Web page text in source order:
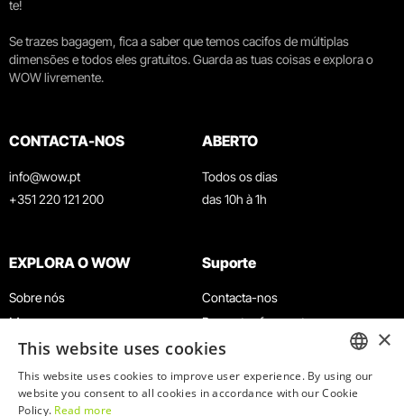
te!
Se trazes bagagem, fica a saber que temos cacifos de múltiplas
dimensões e todos eles gratuitos. Guarda as tuas coisas e explora o
WOW livremente.
CONTACTA-NOS
info@wow.pt
+351 220 121 200
ABERTO
Todos os dias
das 10h à 1h
EXPLORA O WOW
Sobre nós
Museus
Agenda
Notícias
Restaurantes
Suporte
Contacta-nos
Perguntas frequentes
Termos e Condições
Política de privacidade e cookies
Trabalha connosco
ENGLISH
×
This website uses cookies
This website uses cookies to improve user experience. By using our
website you consent to all cookies in accordance with our Cookie
Policy. Read more